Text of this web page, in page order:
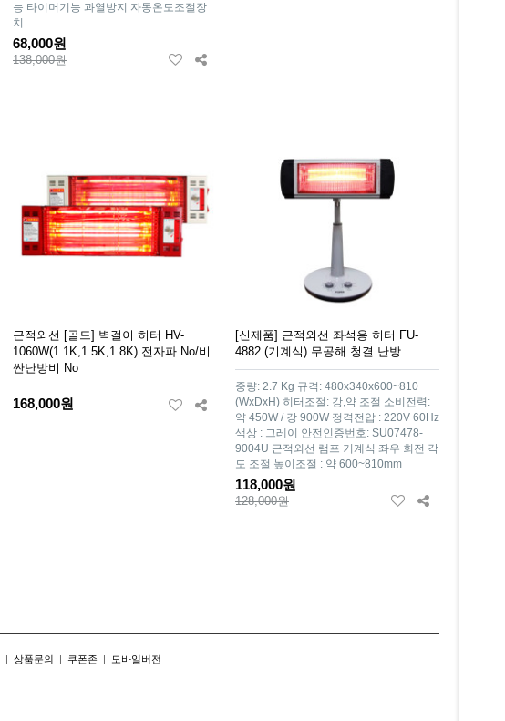
능 타이머기능 과열방지 자동온도조절장
치
68,000원
138,000원
근적외선 [골드] 벽걸이 히터 HV-
1060W(1.1K,1.5K,1.8K) 전자파 No/비
싼난방비 No
168,000원
[신제품] 근적외선 좌석용 히터 FU-
4882 (기계식) 무공해 청결 난방
중량: 2.7 Kg 규격: 480x340x600~810
(WxDxH) 히터조절: 강,약 조절 소비전력:
약 450W / 강 900W 정격전압 : 220V 60Hz
색상 : 그레이 안전인증번호: SU07478-
9004U 근적외선 램프 기계식 좌우 회전 각
도 조절 높이조절 : 약 600~810mm
118,000원
128,000원
| 상품문의 | 쿠폰존 | 모바일버전